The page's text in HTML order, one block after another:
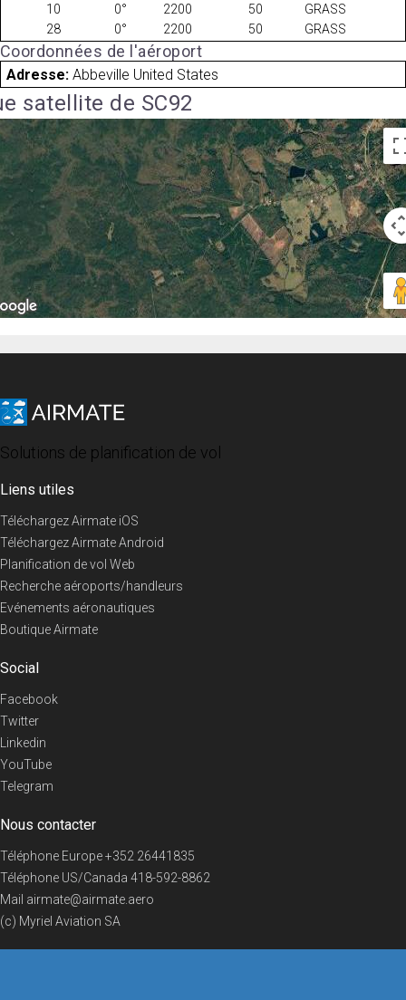
10 0° 2200 50
GRASS
28
0° 2200 50 GRASS
Coordonnées de l'aéroport
Adresse: Abbeville United States
satellite de SC92
Solutions de planification de vol
Liens utiles
Téléchargez Airmate iOS
Téléchargez Airmate Android
Planification de vol Web
Recherche aéroports/handleurs
Evénements aéronautiques
Boutique Airmate
Social
Facebook
Twitter
Linkedin
YouTube
Telegram
Nous contacter
Téléphone Europe+352 26441835
Téléphone US/Canada 418-592-8862
Mail airmate@airmate.aero
(c) Myriel Aviation SA